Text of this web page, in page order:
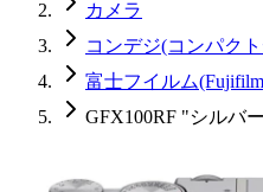
カメラ
コンデジ(コンパク
富士フイルム
GFX100RF "シルバ